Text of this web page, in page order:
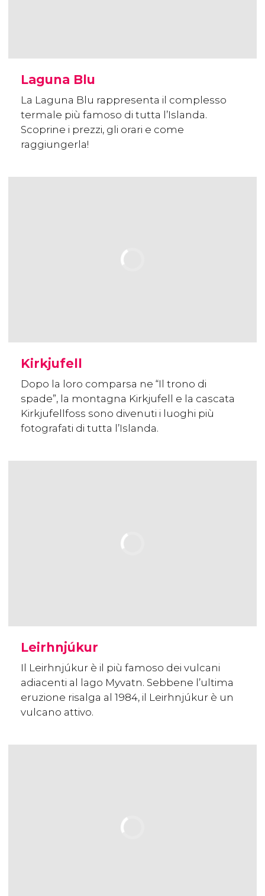
Laguna Blu
La Laguna Blu rappresenta il complesso
termale più famoso di tutta l’Islanda.
Scoprine i prezzi, gli orari e come
raggiungerla!
Kirkjufell
Dopo la loro comparsa ne “Il trono di
spade”, la montagna Kirkjufell e la cascata
Kirkjufellfoss sono divenuti i luoghi più
fotografati di tutta l’Islanda.
Leirhnjúkur
Il Leirhnjúkur è il più famoso dei vulcani
adiacenti al lago Myvatn. Sebbene l’ultima
eruzione risalga al 1984, il Leirhnjúkur è un
vulcano attivo.